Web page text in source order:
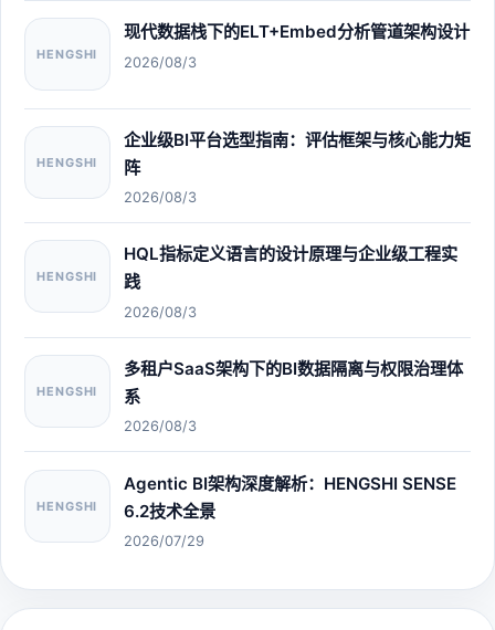
HENGSHI
现代数据栈下的ELT+Embed分析管道架构设计
2026/08/3
HENGSHI
企业级BI平台选型指南：评估框架与核心能力矩
阵
2026/08/3
HENGSHI
HQL指标定义语言的设计原理与企业级工程实
践
2026/08/3
HENGSHI
多租户SaaS架构下的BI数据隔离与权限治理体
系
2026/08/3
HENGSHI
Agentic BI架构深度解析：HENGSHI SENSE
6.2技术全景
2026/07/29